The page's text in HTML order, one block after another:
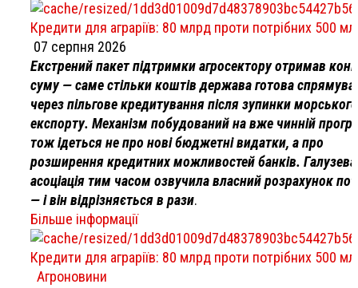
Кредити для аграріїв: 80 млрд проти потрібних 500
07 серпня 2026
Екстрений пакет підтримки агросектору отримав
суму — саме стільки коштів держава готова
через пільгове кредитування після зупинки морського
експорту. Механізм побудований на вже чинній
тож ідеться не про нові бюджетні видатки, а про
розширення кредитних можливостей банків. Галузева
асоціація тим часом озвучила власний розрахунок
— і він відрізняється в рази.
Більше інформації
Кредити для аграріїв: 80 млрд проти потрібних 500
Агроновини